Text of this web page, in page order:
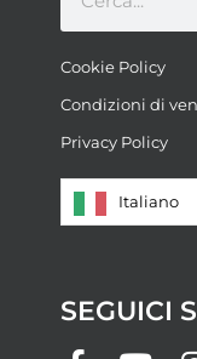
Cookie Policy
Condizioni di
Privacy Policy
Italiano
SEGUICI